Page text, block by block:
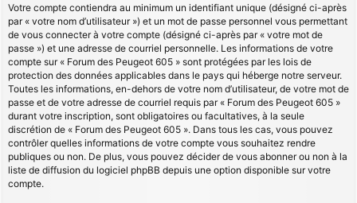
Votre compte contiendra au minimum un identifiant unique (désigné ci-après
par « votre nom d’utilisateur ») et un mot de passe personnel vous permettant
de vous connecter à votre compte (désigné ci-après par « votre mot de
passe ») et une adresse de courriel personnelle. Les informations de votre
compte sur « Forum des Peugeot 605 » sont protégées par les lois de
protection des données applicables dans le pays qui héberge notre serveur.
Toutes les informations, en-dehors de votre nom d’utilisateur, de votre mot de
passe et de votre adresse de courriel requis par « Forum des Peugeot 605 »
durant votre inscription, sont obligatoires ou facultatives, à la seule
discrétion de « Forum des Peugeot 605 ». Dans tous les cas, vous pouvez
contrôler quelles informations de votre compte vous souhaitez rendre
publiques ou non. De plus, vous pouvez décider de vous abonner ou non à la
liste de diffusion du logiciel phpBB depuis une option disponible sur votre
compte.